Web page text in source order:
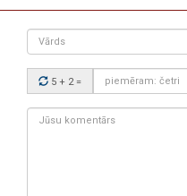
Vārds
Drošības
kods:
5 + 2=
Jūsu